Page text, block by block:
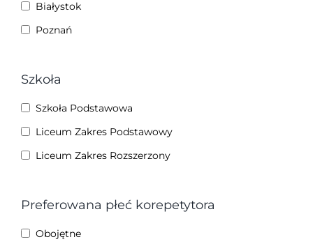
Białystok
Poznań
Szkoła
Szkoła Podstawowa
Liceum Zakres Podstawowy
Liceum Zakres Rozszerzony
Preferowana płeć korepetytora
Obojętne